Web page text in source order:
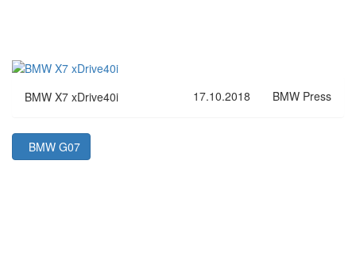
BMW X7 xDrive40i 17.10.2018 BMW Press
BMW G07